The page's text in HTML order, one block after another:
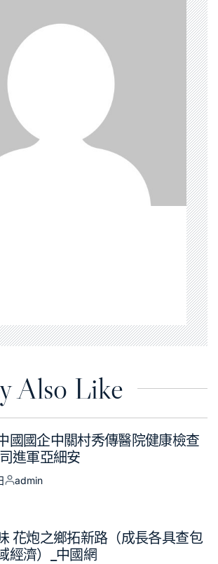
Also Like
國國企中關村秀傳醫院健康檢查
進軍亞細安
Posted
admin
花炮之鄉拓新路（成長各具查包
經濟）_中國網